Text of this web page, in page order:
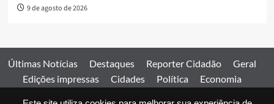
9 de agosto de 2026
Últimas Notícias Destaques Reporter Cidadão
Geral
Edições impressas
Cidades Política
Economia